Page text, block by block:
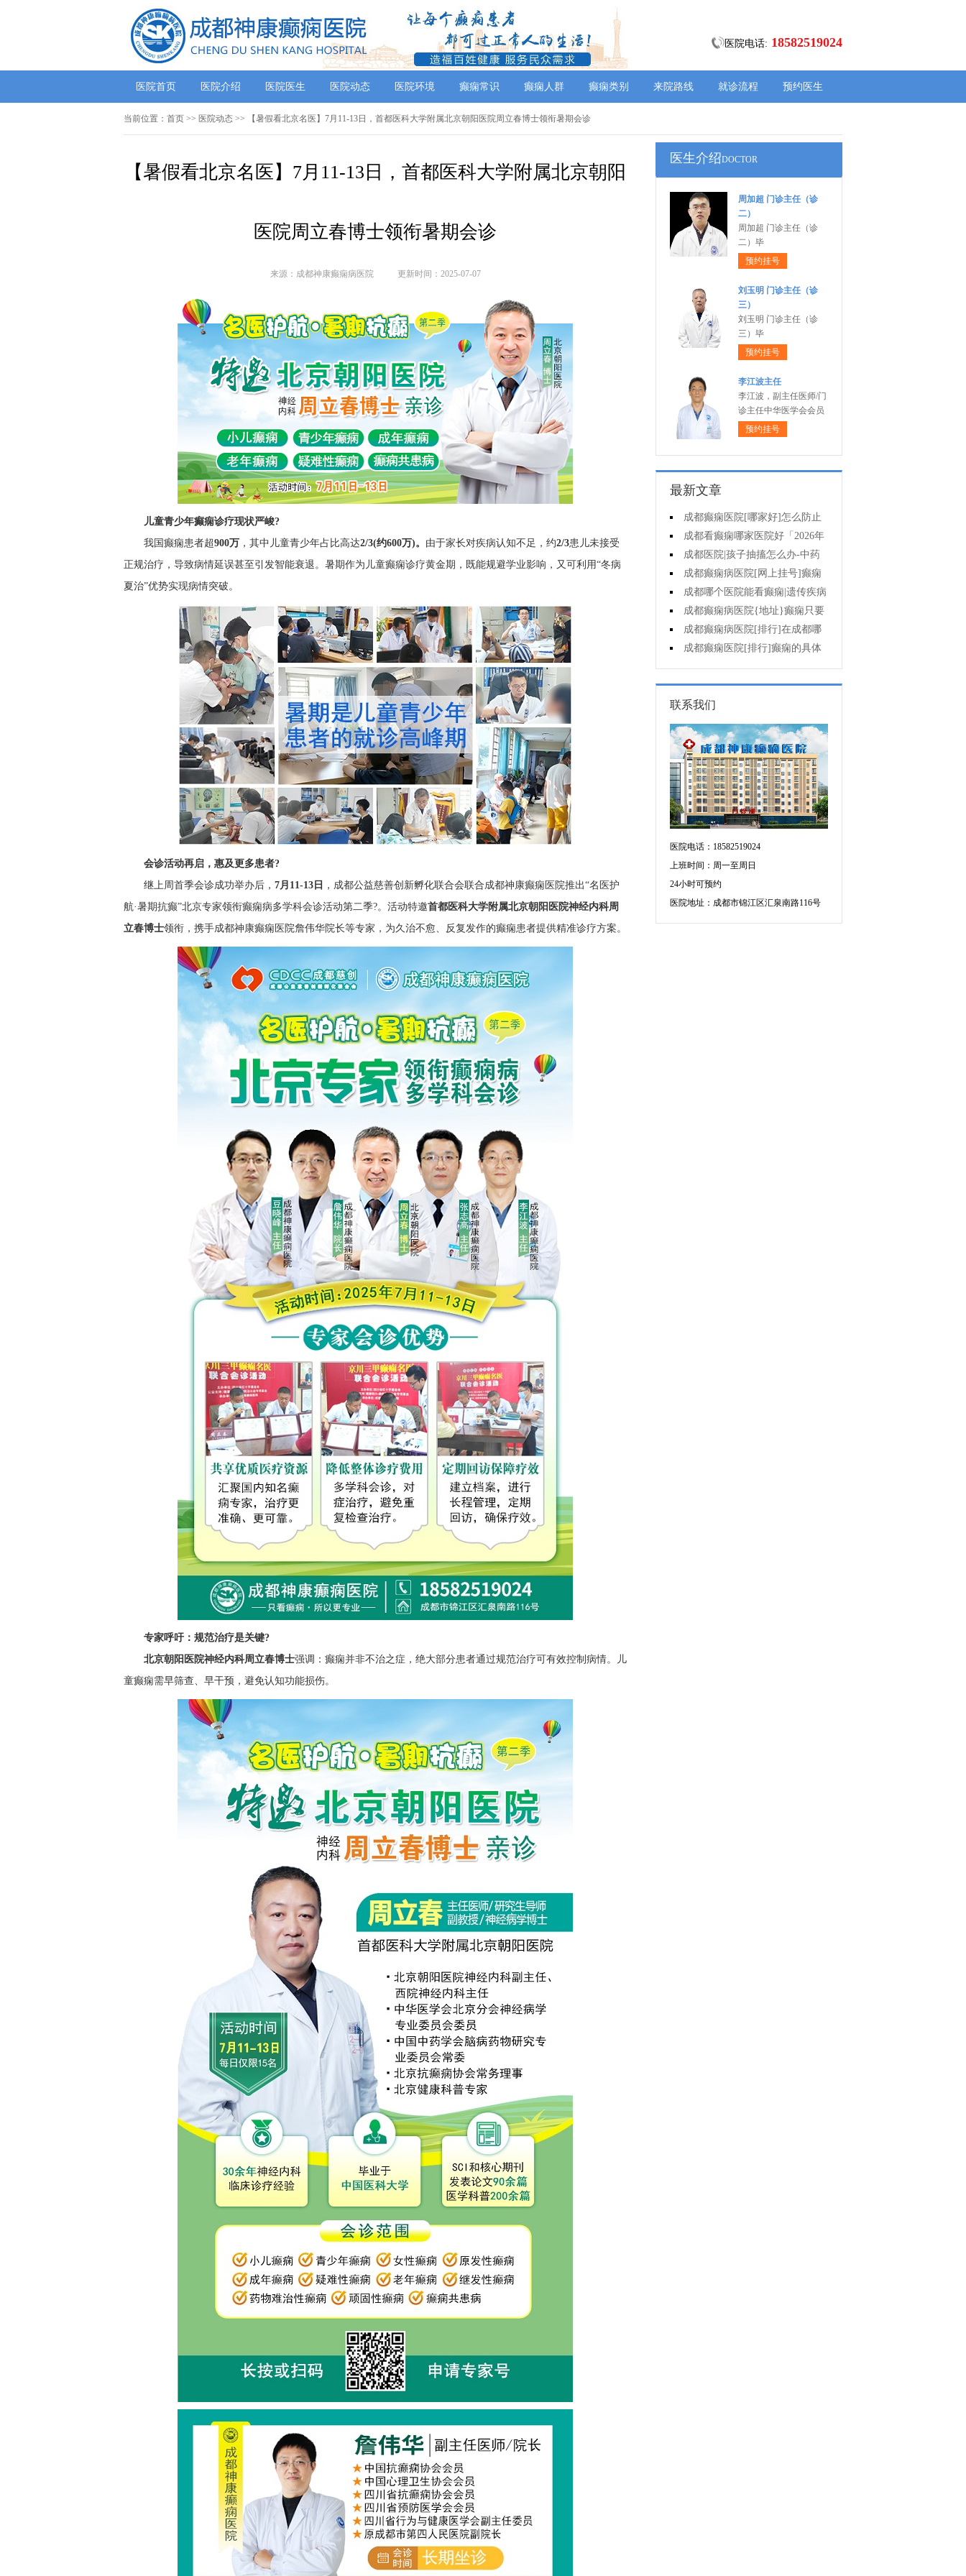
医院电话: 18582519024
医院首页 医院介绍 医院医生 医院动态 医院环境 癫痫常识 癫痫人群 癫痫类别 来院路线 就诊流程 预约医生
当前位置： 首页 >> 医院动态 >> 【暑假看北京名医】7月11-13日，首都医科大学附属北京朝阳医院周立春博士领衔暑期会诊‌
【暑假看北京名医】7月11-13日，首都医科大学附属北京朝阳
医院周立春博士领衔暑期会诊‌
来源：成都神康癫痫病医院 更新时间：2025-07-07
儿童青少年癫痫诊疗现状严峻?
我国癫痫患者超900万 ，其中儿童青少年占比高达2/3(约600万)。 由于家长对疾病认知不足，约2/3患儿未接受
正规治疗，导致病情延误甚至引发智能衰退。暑期作为儿童癫痫诊疗黄金期，既能规避学业影响，又可利用“冬病
夏治”优势实现病情突破。
会诊活动再启，惠及更多患者?
继上周首季会诊成功举办后， 7月11-13日 ，成都公益慈善创新孵化联合会联合成都神康癫痫医院推出“名医护
航·暑期抗癫”北京专家领衔癫痫病多学科会诊活动第二季?。活动特邀首都医科大学附属北京朝阳医院神经内科周
立春博士领衔，携手成都神康癫痫医院詹伟华院长等专家，为久治不愈、反复发作的癫痫患者提供精准诊疗方案。
专家呼吁：规范治疗是关键?
北京朝阳医院神经内科周立春博士强调：癫痫并非不治之症，绝大部分患者通过规范治疗可有效控制病情。儿
童癫痫需早筛查、早干预，避免认知功能损伤。
医生介绍DOCTOR
周加超 门诊主任（诊
二）
周加超 门诊主任（诊
二）毕
预约挂号
刘玉明 门诊主任（诊
三）
刘玉明 门诊主任（诊
三）毕
预约挂号
李江波主任
李江波，副主任医师/门
诊主任中华医学会会员
预约挂号
最新文章
成都癫痫医院[哪家好]怎么防止
癫痫发作?
成都看癫痫哪家医院好「2026年
度公布」生活中容易被忽视的癫痫
诱因有哪些?
成都医院|孩子抽搐怎么办-中药
治疗癫痫可以治好吗?
成都癫痫病医院[网上挂号]癫痫
的日常护理要点有哪些?
成都哪个医院能看癫痫|遗传疾病
中有癫痫吗?
成都癫痫病医院{地址}癫痫只要
手术就能治好吗?
成都癫痫病医院[排行]在成都哪
个医院专治儿童癫痫好?
成都癫痫医院[排行]癫痫的具体
症状有哪些?
联系我们
医院电话：18582519024
上班时间：周一至周日
24小时可预约
医院地址：成都市锦江区汇泉南路116号